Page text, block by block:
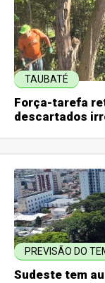
TAUBATÉ
Força-tarefa
descartados
PREVISÃO DO
Sudeste tem